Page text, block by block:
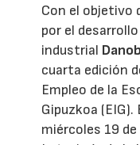
Con el objetivo
por el
industrial
cuarta edición
Empleo de la
Gipuzkoa
miércoles 19